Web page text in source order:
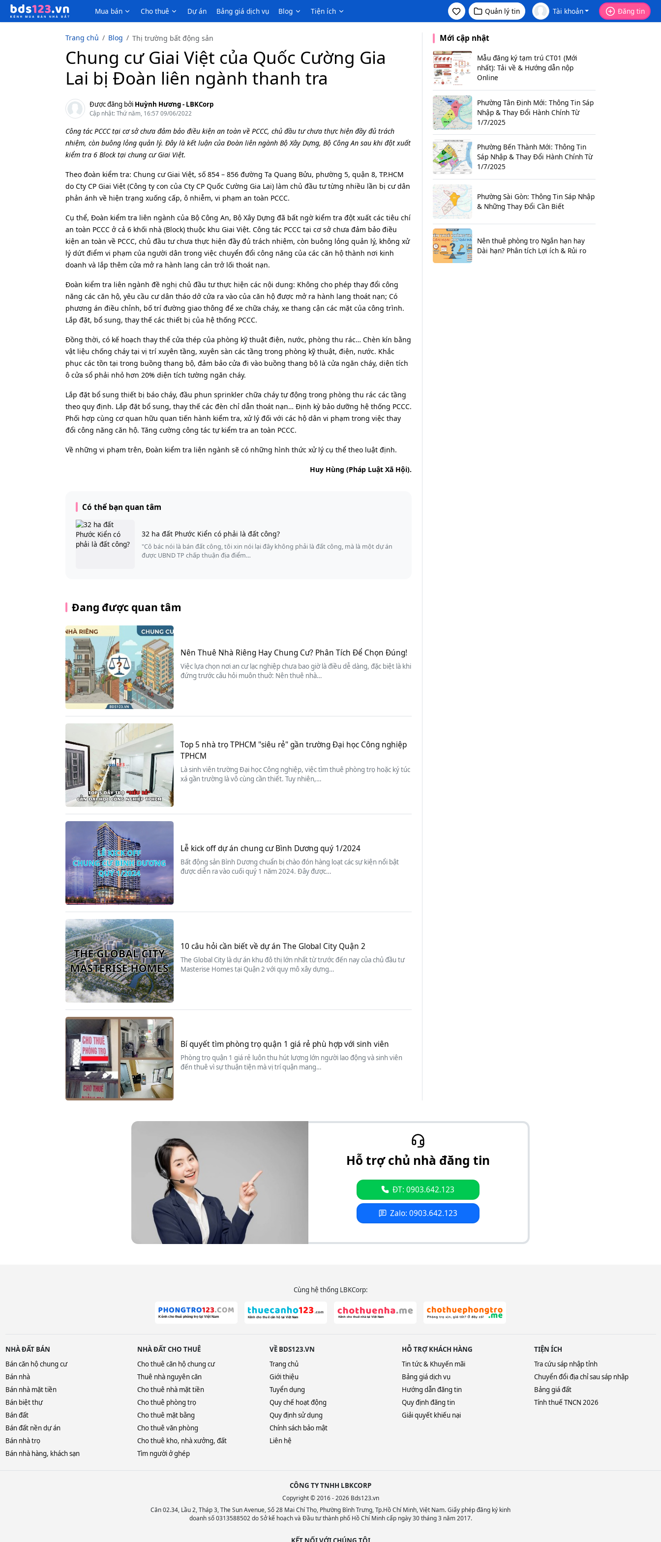
Mua bán Cho thuê Dự án Bảng giá dịch vụ Blog Tiện ích Quản lý tin Tài khoản Đăng tin
Trang chủ Blog Thị trường bất động sản
Chung cư Giai Việt của Quốc Cường Gia
Lai bị Đoàn liên ngành thanh tra
Được đăng bởi Huỳnh Hương - LBKCorp
Cập nhật: Thứ năm, 16:57 09/06/2022
Công tác PCCC tại cơ sở chưa đảm bảo điều kiện an toàn về PCCC, chủ đầu tư chưa thực hiện đầy đủ trách
nhiệm, còn buông lỏng quản lý. Đây là kết luận của Đoàn liên ngành Bộ Xây Dựng, Bộ Công An sau khi đột xuất
kiểm tra 6 Block tại chung cư Giai Việt.
Theo đoàn kiểm tra: Chung cư Giai Việt, số 854 – 856 đường Tạ Quang Bửu, phường 5, quận 8, TP.HCM
do Cty CP Giai Việt (Công ty con của Cty CP Quốc Cường Gia Lai) làm chủ đầu tư từng nhiều lần bị cư dân
phản ánh về hiện trạng xuống cấp, ô nhiễm, vi phạm an toàn PCCC.
Cụ thể, Đoàn kiểm tra liên ngành của Bộ Công An, Bộ Xây Dựng đã bất ngờ kiểm tra đột xuất các tiêu chí
an toàn PCCC ở cả 6 khối nhà (Block) thuộc khu Giai Việt. Công tác PCCC tại cơ sở chưa đảm bảo điều
kiện an toàn về PCCC, chủ đầu tư chưa thực hiện đầy đủ trách nhiệm, còn buông lỏng quản lý, không xử
lý dứt điểm vi phạm của người dân trong việc chuyển đổi công năng của các căn hộ thành nơi kinh
doanh và lắp thêm cửa mở ra hành lang cản trở lối thoát nạn.
Đoàn kiểm tra liên ngành đề nghị chủ đầu tư thực hiện các nội dung: Không cho phép thay đổi công
năng các căn hộ, yêu cầu cư dân tháo dở cửa ra vào của căn hộ được mở ra hành lang thoát nạn; Có
phương án điều chỉnh, bố trí đường giao thông để xe chữa cháy, xe thang cận các mặt của công trình.
Lắp đặt, bổ sung, thay thế các thiết bị của hệ thống PCCC.
Đồng thời, có kế hoạch thay thế cửa thép của phòng kỹ thuật điện, nước, phòng thu rác… Chèn kín bằng
vật liệu chống cháy tại vị trí xuyên tầng, xuyên sàn các tầng trong phòng kỹ thuật, điện, nước. Khắc
phục các tồn tại trong buồng thang bộ, đảm bảo cửa đi vào buồng thang bộ là cửa ngăn cháy, diện tích
ô cửa sổ phải nhỏ hơn 20% diện tích tường ngăn cháy.
Lắp đặt bổ sung thiết bị báo cháy, đầu phun sprinkler chữa cháy tự động trong phòng thu rác các tầng
theo quy định. Lắp đặt bổ sung, thay thế các đèn chỉ dẫn thoát nạn… Định kỳ bảo dưỡng hệ thống PCCC.
Phối hợp cùng cơ quan hữu quan tiến hành kiểm tra, xử lý đối với các hộ dân vi phạm trong việc thay
đổi công năng căn hộ. Tăng cường công tác tự kiểm tra an toàn PCCC.
Về những vi phạm trên, Đoàn kiểm tra liên ngành sẽ có những hình thức xử lý cụ thể theo luật định.
Huy Hùng (Pháp Luật Xã Hội).
Có thể bạn quan tâm
32 ha đất Phước Kiển có phải là đất công?
"Cô bác nói là bán đất công, tôi xin nói lại đây không phải là đất công, mà là một dự án
được UBND TP chấp thuận địa điểm…
Đang được quan tâm
Nên Thuê Nhà Riêng Hay Chung Cư? Phân Tích Để Chọn Đúng!
Việc lựa chọn nơi an cư lạc nghiệp chưa bao giờ là điều dễ dàng, đặc biệt là khi
đứng trước câu hỏi muôn thuở: Nên thuê nhà…
Top 5 nhà trọ TPHCM "siêu rẻ" gần trường Đại học Công nghiệp
TPHCM
Là sinh viên trường Đại học Công nghiệp, việc tìm thuê phòng trọ hoặc ký túc
xá gần trường là vô cùng cần thiết. Tuy nhiên,…
Lễ kick off dự án chung cư Bình Dương quý 1/2024
Bất động sản Bình Dương chuẩn bị chào đón hàng loạt các sự kiện nổi bật
được diễn ra vào cuối quý 1 năm 2024. Đây được…
10 câu hỏi cần biết về dự án The Global City Quận 2
The Global City là dự án khu đô thị lớn nhất từ trước đến nay của chủ đầu tư
Masterise Homes tại Quận 2 với quy mô xây dựng…
Bí quyết tìm phòng trọ quận 1 giá rẻ phù hợp với sinh viên
Phòng trọ quận 1 giá rẻ luôn thu hút lượng lớn người lao động và sinh viên
đến thuê vì sự thuận tiện mà vị trí quận mang…
Mới cập nhật
Mẫu đăng ký tạm trú CT01 (Mới
nhất): Tải về & Hướng dẫn nộp
Online
Phường Tân Định Mới: Thông Tin Sáp
Nhập & Thay Đổi Hành Chính Từ
1/7/2025
Phường Bến Thành Mới: Thông Tin
Sáp Nhập & Thay Đổi Hành Chính Từ
1/7/2025
Phường Sài Gòn: Thông Tin Sáp Nhập
& Những Thay Đổi Cần Biết
Nên thuê phòng trọ Ngắn hạn hay
Dài hạn? Phân tích Lợi ích & Rủi ro
Hỗ trợ chủ nhà đăng tin
ĐT: 0903.642.123
Zalo: 0903.642.123
Cùng hệ thống LBKCorp:
NHÀ ĐẤT BÁN
Bán căn hộ chung cư
Bán nhà
Bán nhà mặt tiền
Bán biệt thự
Bán đất
Bán đất nền dự án
Bán nhà trọ
Bán nhà hàng, khách sạn
NHÀ ĐẤT CHO THUÊ
Cho thuê căn hộ chung cư
Thuê nhà nguyên căn
Cho thuê nhà mặt tiền
Cho thuê phòng trọ
Cho thuê mặt bằng
Cho thuê văn phòng
Cho thuê kho, nhà xưởng, đất
Tìm người ở ghép
VỀ BDS123.VN
Trang chủ
Giới thiệu
Tuyển dụng
Quy chế hoạt động
Quy định sử dụng
Chính sách bảo mật
Liên hệ
HỖ TRỢ KHÁCH HÀNG
Tin tức & Khuyến mãi
Bảng giá dịch vụ
Hướng dẫn đăng tin
Quy định đăng tin
Giải quyết khiếu nại
TIỆN ÍCH
Tra cứu sáp nhập tỉnh
Chuyển đổi địa chỉ sau sáp nhập
Bảng giá đất
Tính thuế TNCN 2026
CÔNG TY TNHH LBKCORP
Copyright © 2016 - 2026 Bds123.vn
Căn 02.34, Lầu 2, Tháp 3, The Sun Avenue, Số 28 Mai Chí Thọ, Phường Bình Trưng, Tp.Hồ Chí Minh, Việt Nam. Giấy phép đăng ký kinh
doanh số 0313588502 do Sở kế hoạch và Đầu tư thành phố Hồ Chí Minh cấp ngày 30 tháng 3 năm 2017.